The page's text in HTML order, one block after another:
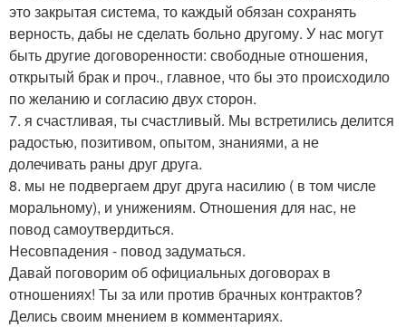
это закрытая система, то каждый обязан сохранять
верность, дабы не сделать больно другому. У нас могут
быть другие договоренности: свободные отношения,
открытый брак и проч., главное, что бы это происходило
по желанию и согласию двух сторон.
7. я счастливая, ты счастливый. Мы встретились делится
радостью, позитивом, опытом, знаниями, а не
долечивать раны друг друга.
8. мы не подвергаем друг друга насилию ( в том числе
моральному), и унижениям. Отношения для нас, не
повод самоутвердиться.
Несовпадения - повод задуматься.
Давай поговорим об официальных договорах в
отношениях! Ты за или против брачных контрактов?
Делись своим мнением в комментариях.